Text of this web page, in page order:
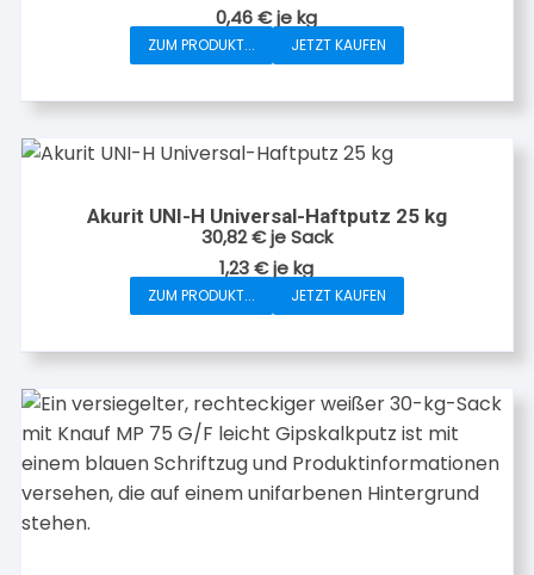
0,46€jekg
ZUM PRODUKT... JETZT KAUFEN
Akurit UNI-H Universal-Haftputz 25 kg
30,82€je Sack
1,23€jekg
ZUM PRODUKT... JETZT KAUFEN